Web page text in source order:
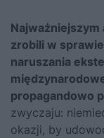
zrobili w
naruszania
propagandowo
zwyczaju:
okazji, by